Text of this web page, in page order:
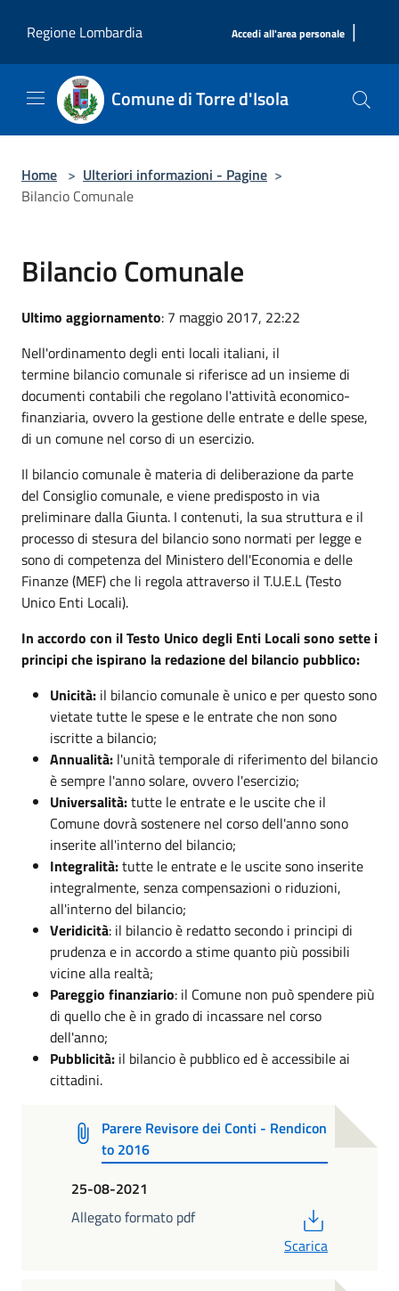
Regione Lombardia
Accedi all'area personale |
Comune di Torre d'Isola
Home > Ulteriori informazioni - Pagine >
Bilancio Comunale
Bilancio Comunale
Ultimo aggiornamento: 7 maggio 2017, 22:22
Nell'ordinamento degli enti locali italiani, il
termine bilancio comunale si riferisce ad un insieme di
documenti contabili che regolano l'attività economico-
finanziaria, ovvero la gestione delle entrate e delle spese,
di un comune nel corso di un esercizio.
Il bilancio comunale è materia di deliberazione da parte
del Consiglio comunale, e viene predisposto in via
preliminare dalla Giunta. I contenuti, la sua struttura e il
processo di stesura del bilancio sono normati per legge e
sono di competenza del Ministero dell'Economia e delle
Finanze (MEF) che li regola attraverso il T.U.E.L (Testo
Unico Enti Locali).
In accordo con il Testo Unico degli Enti Locali sono sette i
principi che ispirano la redazione del bilancio pubblico:
Unicità: il bilancio comunale è unico e per questo sono
vietate tutte le spese e le entrate che non sono
iscritte a bilancio;
Annualità: l'unità temporale di riferimento del bilancio
è sempre l'anno solare, ovvero l'esercizio;
Universalità:tutte le entrate e le uscite che il
Comune dovrà sostenere nel corso dell'anno sono
inserite all'interno del bilancio;
Integralità:tutte le entrate e le uscite sono inserite
integralmente, senza compensazioni o riduzioni,
all'interno del bilancio;
Veridicità: il bilancio è redatto secondo i principi di
prudenza e in accordo a stime quanto più possibili
vicine alla realtà;
Pareggio finanziario: il Comune non può spendere più
di quello che è in grado di incassare nel corso
dell'anno;
Pubblicità: il bilancio è pubblico ed è accessibile ai
cittadini.
Parere Revisore dei Conti - Rendicon
to 2016
25-08-2021
Allegato formato pdf
Scarica